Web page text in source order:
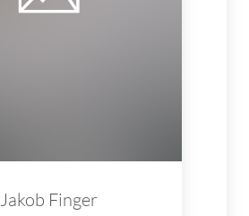
Jakob Finger